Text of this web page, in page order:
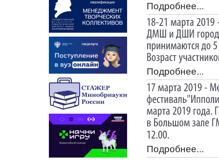
Подробнее...
Подробнее...
Подробнее...